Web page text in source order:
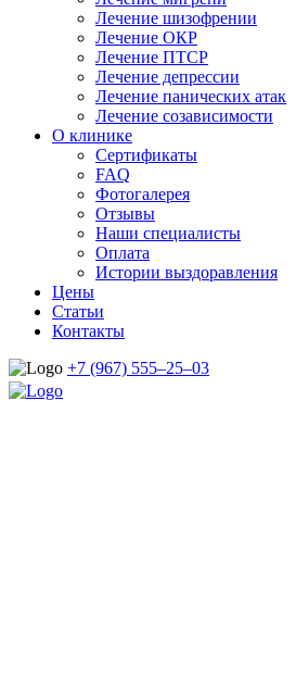
Лечение шизофрении
Лечение ОКР
Лечение ПТСР
Лечение депрессии
Лечение панических атак
Лечение созависимости
О клинике
Сертификаты
FAQ
Фотогалерея
Отзывы
Наши специалисты
Оплата
Истории выздоравления
Цены
Статьи
Контакты
+7 (967) 555–25–03